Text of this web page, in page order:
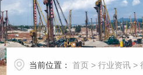
解决方
项目
当前位置： 首页 >行业资讯 >